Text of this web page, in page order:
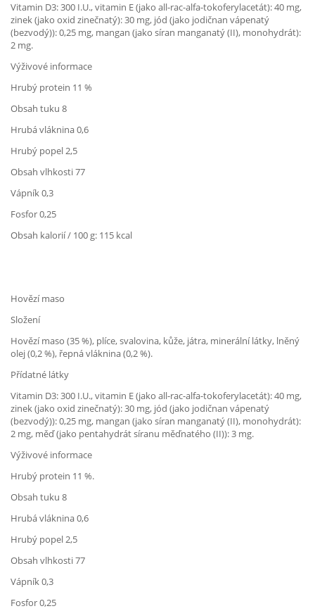
Vitamin D3: 300 I.U., vitamin E (jako all-rac-alfa-tokoferylacetát): 40 mg,
zinek (jako oxid zinečnatý): 30 mg, jód (jako jodičnan vápenatý
(bezvodý)): 0,25 mg, mangan (jako síran manganatý (II), monohydrát):
2 mg.
Výživové informace
Hrubý protein 11 %
Obsah tuku 8
Hrubá vláknina 0,6
Hrubý popel 2,5
Obsah vlhkosti 77
Vápník 0,3
Fosfor 0,25
Obsah kalorií / 100 g: 115 kcal
Hovězí maso
Složení
Hovězí maso (35 %), plíce, svalovina, kůže, játra, minerální látky, lněný
olej (0,2 %), řepná vláknina (0,2 %).
Přídatné látky
Vitamin D3: 300 I.U., vitamin E (jako all-rac-alfa-tokoferylacetát): 40 mg,
zinek (jako oxid zinečnatý): 30 mg, jód (jako jodičnan vápenatý
(bezvodý)): 0,25 mg, mangan (jako síran manganatý (II), monohydrát):
2 mg, měď (jako pentahydrát síranu měďnatého (II)): 3 mg.
Výživové informace
Hrubý protein 11 %.
Obsah tuku 8
Hrubá vláknina 0,6
Hrubý popel 2,5
Obsah vlhkosti 77
Vápník 0,3
Fosfor 0,25